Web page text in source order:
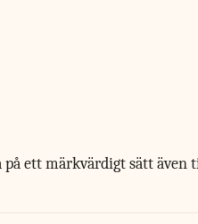
ett märkvärdigt sätt även